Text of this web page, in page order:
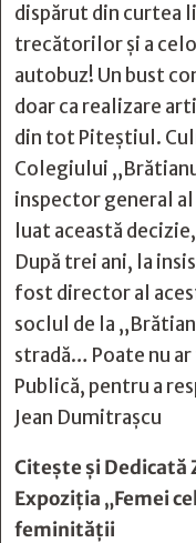
dispărut din curtea
trecătorilor și a
autobuz! Un bust
doar ca realizare
din tot Piteștiul.
Colegiului
inspector general
luat această
După trei ani, la
fost director al
soclul de la
stradă… Poate nu ar
Publică, pentru a
Jean Dumitraşcu
Citește șiDedicată
Expoziţia „Femei
feminităţii